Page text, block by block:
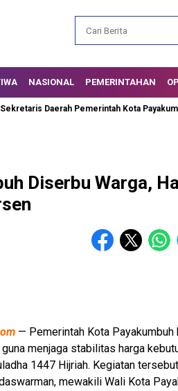
NASIONAL PEMERINTAHAN
Daerah Pemerintah Kota Payakumbuh
Diserbu Warga,
— Pemerintah Kota Payakumbuh
menjaga stabilitas harga
1447 Hijriah. Kegiatan
mewakili Wali Kota